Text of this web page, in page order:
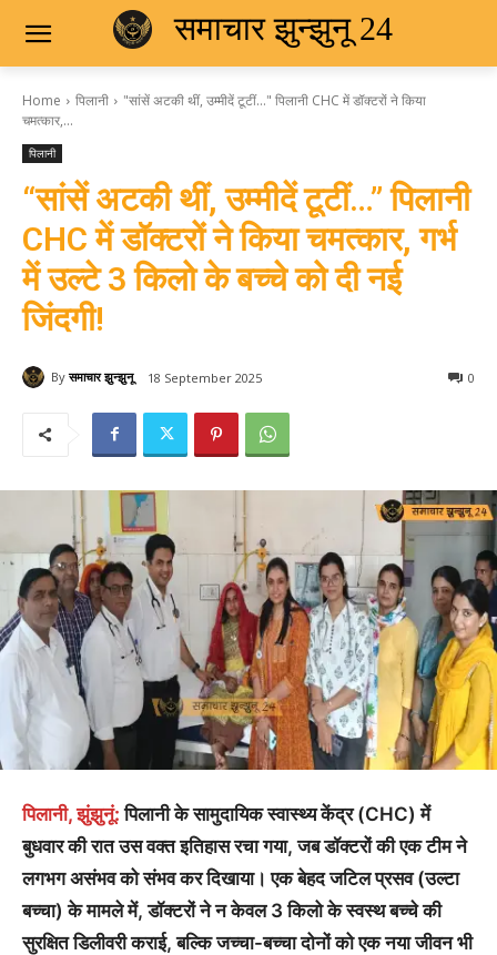
समाचार झुन्झुनू 24
Home पिलानी
"सांसें अटकी थीं, उम्मीदें टूटीं…" पिलानी CHC में डॉक्टरों ने किया
चमत्कार,...
पिलानी
“सांसें अटकी थीं, उम्मीदें टूटीं…” पिलानी
CHC में डॉक्टरों ने किया चमत्कार, गर्भ
में उल्टे 3 किलो के बच्चे को दी नई
जिंदगी!
By समाचार झुन्झुनू 18 September 2025 0
पिलानी, झुंझुनूं: पिलानी के सामुदायिक स्वास्थ्य केंद्र (CHC) में
बुधवार की रात उस वक्त इतिहास रचा गया, जब डॉक्टरों की एक टीम ने
लगभग असंभव को संभव कर दिखाया। एक बेहद जटिल प्रसव (उल्टा
बच्चा) के मामले में, डॉक्टरों ने न केवल 3 किलो के स्वस्थ बच्चे की
सुरक्षित डिलीवरी कराई, बल्कि जच्चा-बच्चा दोनों को एक नया जीवन भी